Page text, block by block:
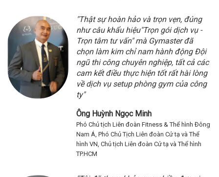
"Thật sự hoàn hảo và trọn vẹn, đúng
như câu khẩu hiệu"Trọn gói dịch vụ -
Trọn tâm tư vấn" mà Gymaster đã
chọn làm kim chỉ nam hành động Đội
ngũ thi công chuyên nghiệp, tất cả các
cam kết điều thực hiện tốt rất hài lòng
về dịch vụ setup phòng gym của công
ty"
Ông Huỳnh Ngọc Minh
Phó Chủ tịch Liên đoàn Fitness & Thể hình Đông
Nam Á, Phó Chủ Tịch Liên đoàn Cử tạ và Thể
hình VN, Chủ tịch Liên đoàn Cử tạ và Thể hình
TP.HCM